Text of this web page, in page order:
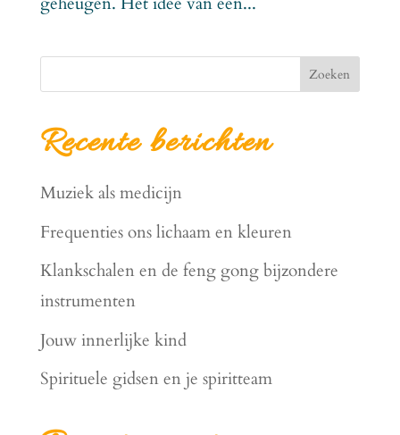
Zoeken
Recente berichten
Muziek als medicijn
Frequenties ons lichaam en kleuren
Klankschalen en de feng gong bijzondere
instrumenten
Jouw innerlijke kind
Spirituele gidsen en je spiritteam